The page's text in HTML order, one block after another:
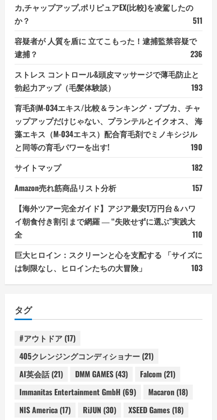
カ,チャップアップ,ポリピュアEX(比較)を凌駕したの
か？
511
容疑者が 人質を盾に 立てこもった！逮捕監禁容疑で
逮捕？
236
ストレス コントロール&頭皮マッサージで薄毛防止と
勃起力アップ（毛髪体験談）
193
育毛剤M-034エキス/比較＆ランキング・ブブカ、チャ
ップアップだけじゃない、プランテルとイクオス、 海
藻エキス（M-034エキス）配合育毛剤でミノキシジル
と同等の育毛パワーを出す!
190
サイトマップ
182
Amazon売れ筋商品リスト分析
157
【海外ツアー完全ガイド】アジア最安1万円台＆ハワ
イ朝食付き割引まで網羅 ― “失敗せずに選ぶ”実践大
全
110
巨大ヒロイン：スクリーンと心を支配する 「サイズに
は制限なし、ヒロインたちの大冒険」
103
タグ
#アウトドア (17)
405クレンジングコンディショナー (21)
AI英会話(21) DMM GAMES (43) Falcom (21)
Immanitas Entertainment GmbH (69) Macaron (18)
NIS America (17) RiJUN (30) XSEED Games (18)